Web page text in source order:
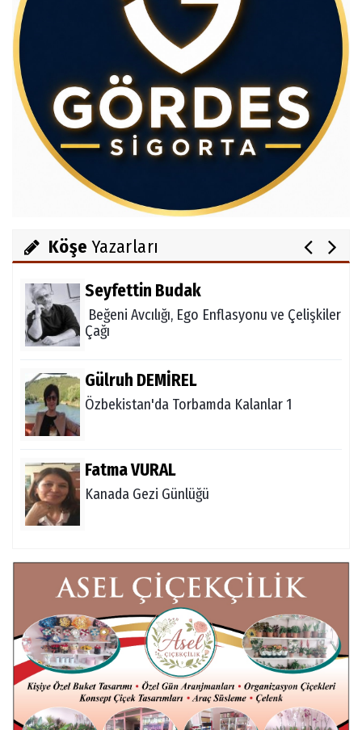
Köşe Yazarları
Av.Cenap GÜVEN
Gördesli Şair Alim Atay
Salih OKKALI
Seyfettin Budak
Beğeni Avcılığı, Ego Enflasyonu ve Çelişkiler
Çağı
Gülruh DEMİREL
Özbekistan'da Torbamda Kalanlar 1
Fatma VURAL
Kanada Gezi Günlüğü
Mert AKAR
Röportaj Serisi-46: Konuk =Prof.Dr.Hakan
Atalay (Psikanaliz)
Hüseyin TUNÇAY
Gökçeada Gezimiz-IV